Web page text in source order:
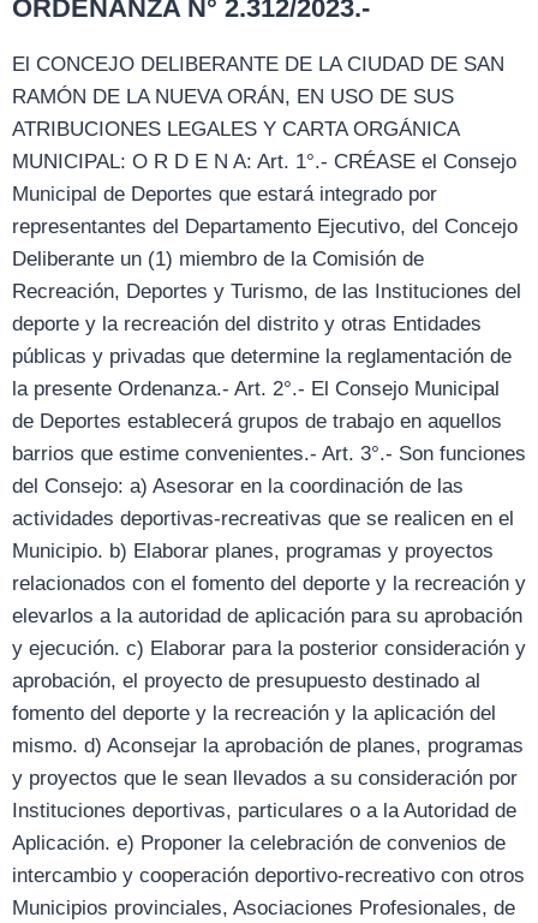
ORDENANZA N° 2.312/2023.-
El CONCEJO DELIBERANTE DE LA CIUDAD DE SAN
RAMÓN DE LA NUEVA ORÁN, EN USO DE SUS
ATRIBUCIONES LEGALES Y CARTA ORGÁNICA
MUNICIPAL: O R D E N A: Art. 1°.- CRÉASE el Consejo
Municipal de Deportes que estará integrado por
representantes del Departamento Ejecutivo, del Concejo
Deliberante un (1) miembro de la Comisión de
Recreación, Deportes y Turismo, de las Instituciones del
deporte y la recreación del distrito y otras Entidades
públicas y privadas que determine la reglamentación de
la presente Ordenanza.- Art. 2°.- El Consejo Municipal
de Deportes establecerá grupos de trabajo en aquellos
barrios que estime convenientes.- Art. 3°.- Son funciones
del Consejo: a) Asesorar en la coordinación de las
actividades deportivas-recreativas que se realicen en el
Municipio. b) Elaborar planes, programas y proyectos
relacionados con el fomento del deporte y la recreación y
elevarlos a la autoridad de aplicación para su aprobación
y ejecución. c) Elaborar para la posterior consideración y
aprobación, el proyecto de presupuesto destinado al
fomento del deporte y la recreación y la aplicación del
mismo. d) Aconsejar la aprobación de planes, programas
y proyectos que le sean llevados a su consideración por
Instituciones deportivas, particulares o a la Autoridad de
Aplicación. e) Proponer la celebración de convenios de
intercambio y cooperación deportivo-recreativo con otros
Municipios provinciales, Asociaciones Profesionales, de